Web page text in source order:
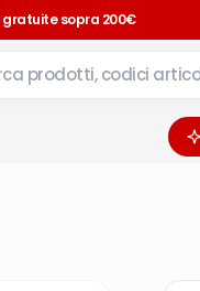
gratuite sopra 200€